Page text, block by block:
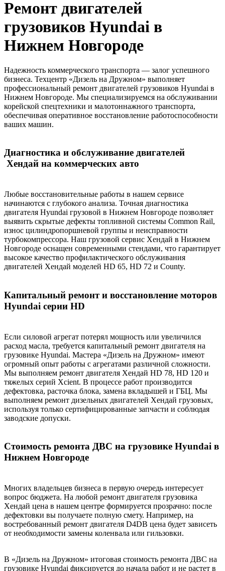
Ремонт двигателей
грузовиков Hyundai в
Нижнем Новгороде
Надежность коммерческого транспорта — залог успешного
бизнеса. Техцентр «Дизель на Дружном» выполняет
профессиональный ремонт двигателей грузовиков Hyundai в
Нижнем Новгороде. Мы специализируемся на обслуживании
корейской спецтехники и малотоннажного транспорта,
обеспечивая оперативное восстановление работоспособности
ваших машин.
Диагностика и обслуживание двигателей
Хендай на коммерческих авто
Любые восстановительные работы в нашем сервисе
начинаются с глубокого анализа. Точная диагностика
двигателя Hyundai грузовой в Нижнем Новгороде позволяет
выявить скрытые дефекты топливной системы Common Rail,
износ цилиндропоршневой группы и неисправности
турбокомпрессора. Наш грузовой сервис Хендай в Нижнем
Новгороде оснащен современными стендами, что гарантирует
высокое качество профилактического обслуживания
двигателей Хендай моделей HD 65, HD 72 и County.
Капитальный ремонт и восстановление моторов
Hyundai серии HD
Если силовой агрегат потерял мощность или увеличился
расход масла, требуется капитальный ремонт двигателя на
грузовике Hyundai. Мастера «Дизель на Дружном» имеют
огромный опыт работы с агрегатами различной сложности.
Мы выполняем ремонт двигателя Хендай HD 78, HD 120 и
тяжелых серий Xcient. В процессе работ производится
дефектовка, расточка блока, замена вкладышей и ГБЦ. Мы
выполняем ремонт дизельных двигателей Хендай грузовых,
используя только сертифицированные запчасти и соблюдая
заводские допуски.
Стоимость ремонта ДВС на грузовике Hyundai в
Нижнем Новгороде
Многих владельцев бизнеса в первую очередь интересует
вопрос бюджета. На любой ремонт двигателя грузовика
Хендай цена в нашем центре формируется прозрачно: после
дефектовки вы получаете полную смету. Например, на
востребованный ремонт двигателя D4DB цена будет зависеть
от необходимости замены коленвала или гильзовки.
В «Дизель на Дружном» итоговая стоимость ремонта ДВС на
грузовике Hyundai фиксируется до начала работ и не растет в